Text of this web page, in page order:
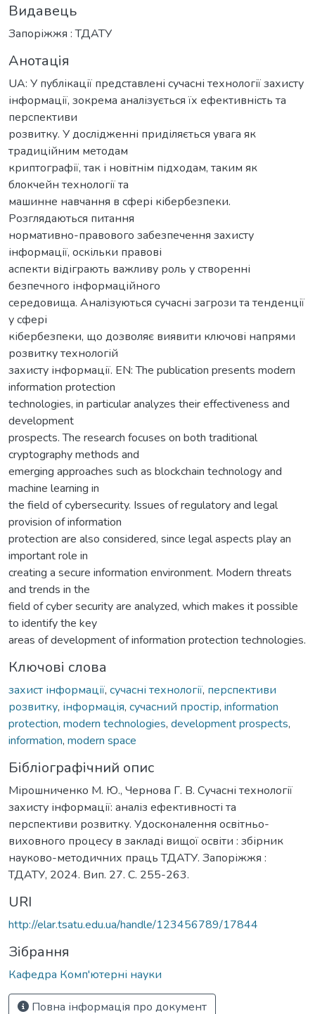
Видавець
Запоріжжя : ТДАТУ
Анотація
UA: У публікації представлені сучасні технології захисту
інформації, зокрема аналізується їх ефективність та
перспективи
розвитку. У дослідженні приділяється увага як
традиційним методам
криптографії, так і новітнім підходам, таким як
блокчейн технології та
машинне навчання в сфері кібербезпеки.
Розглядаються питання
нормативно-правового забезпечення захисту
інформації, оскільки правові
аспекти відіграють важливу роль у створенні
безпечного інформаційного
середовища. Аналізуються сучасні загрози та тенденції
у сфері
кібербезпеки, що дозволяє виявити ключові напрями
розвитку технологій
захисту інформації. EN: The publication presents modern
information protection
technologies, in particular analyzes their effectiveness and
development
prospects. The research focuses on both traditional
cryptography methods and
emerging approaches such as blockchain technology and
machine learning in
the field of cybersecurity. Issues of regulatory and legal
provision of information
protection are also considered, since legal aspects play an
important role in
creating a secure information environment. Modern threats
and trends in the
field of cyber security are analyzed, which makes it possible
to identify the key
areas of development of information protection technologies.
Ключові слова
захист інформації, сучасні технології, перспективи
розвитку, інформація, сучасний простір, information
protection, modern technologies, development prospects,
information, modern space
Бібліографічний опис
Мірошниченко М. Ю., Чернова Г. В. Сучасні технології
захисту інформації: аналіз ефективності та
перспективи розвитку. Удосконалення освітньо-
виховного процесу в закладі вищої освіти : збірник
науково-методичних праць ТДАТУ. Запоріжжя :
ТДАТУ, 2024. Вип. 27. С. 255-263.
URI
http://elar.tsatu.edu.ua/handle/123456789/17844
Зібрання
Кафедра Комп'ютерні науки
Повна інформація про документ